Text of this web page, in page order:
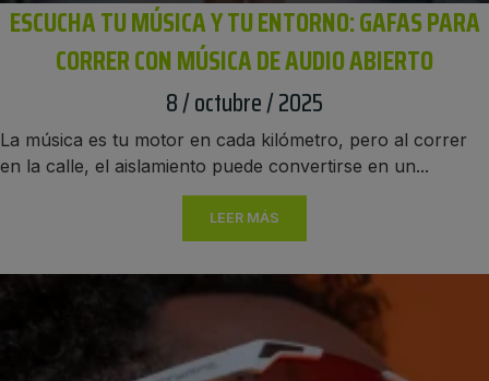
ESCUCHA TU MÚSICA Y TU ENTORNO: GAFAS PARA
CORRER CON MÚSICA DE AUDIO ABIERTO
8 / octubre / 2025
La música es tu motor en cada kilómetro, pero al correr
en la calle, el aislamiento puede convertirse en un...
LEER MÁS